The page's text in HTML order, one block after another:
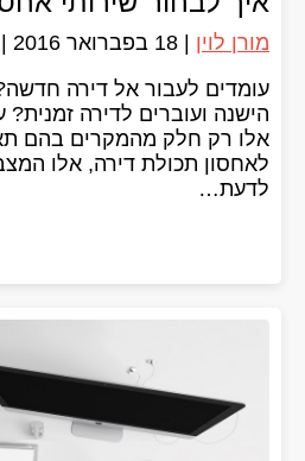
מורן לוין 18 בפברואר 2016
עומדים לעבור אל דירה
הישנה ועוברים לדירה זמנית?
אלו רק חלק מהמקרים בהם
לאחסון תכולת דירה, אלו
לדעת…